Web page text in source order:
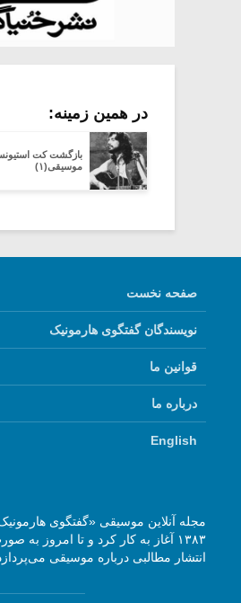
در همین زمینه:
بازگشت کت
موسیقی(۱)
صفحه نخست
نویسندگان گفتگوی هارمونیک
قوانین ما
درباره ما
English
۱۳۸۳ آغاز به کار کرد و تا امروز به
انتشار مطالبی درباره موسیقی